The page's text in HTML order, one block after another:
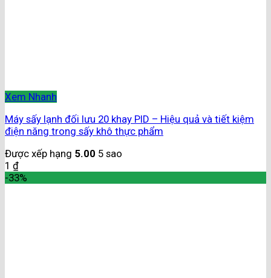
Xem Nhanh
Máy sấy lạnh đối lưu 20 khay PID – Hiệu quả và tiết kiệm
điện năng trong sấy khô thực phẩm
Được xếp hạng 5.00 5 sao
1 ₫
-33%